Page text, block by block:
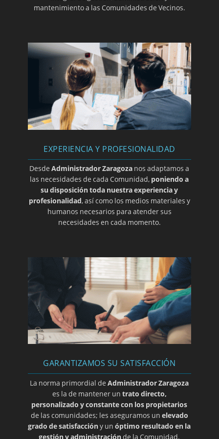
Nulidad de acuerdo estableciendo una cuota
doble para viviendas con parte alquilada
Incumplimiento de requisitos objetivos para
instalación de ascensor
Convalidación de acuerdo contrario a la LPH
por transcurso de plazo de caducidad
Se deniega la rescisión de la sentencia
anulación judicial del acuerdo sobre el pago
Locales obligados a pagar por reparación de
fachada
Obligación de la Comunidad de abonar los
gastos de reparación de terraza
Necesidad de acreditación del acuerdo
comunitario para interponer el recurso
molesta en local
Junta de compensación. Legitimación de la
jurisdicción civil para conocer de su actuación
como entidad privada
Gastos en obra de modificación de la fachada.
Local obligado al pago
Cerramiento de zona común. No es necesaria
unanimidad al no impedir el aprovechamiento
comercial del local
SENTENCIA TRIBUNAL SUPREMO 4/10/2011
Servidumbre y cesión de espacio en local,
para instalar el ascensor.
No procede la ratificación de acuerdo de
deslinde firmado por el Presidente facultado
mantenimiento a las Comunidades de Vecinos.
EXPERIENCIA Y PROFESIONALIDAD
DesdeAdministrador Zaragoza nos adaptamos a
las necesidades de cada Comunidad, poniendo a
su disposición toda nuestra experiencia y
profesionalidad, así como los medios materiales y
humanos necesarios para atender sus
necesidades en cada momento.
GARANTIZAMOS SU SATISFACCIÓN
La norma primordial deAdministrador Zaragoza
es la de mantener un trato directo,
personalizado y constante con los propietarios
de las comunidades; les aseguramos un elevado
grado de satisfaccióny unóptimo resultado en la
gestión y administraciónde la Comunidad.